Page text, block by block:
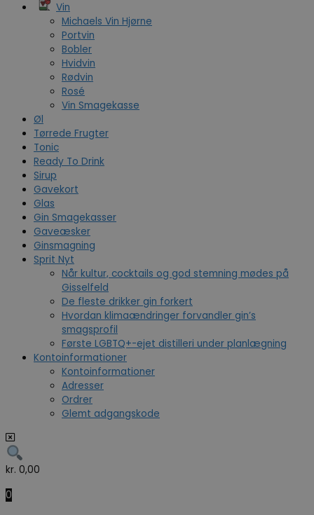
Vin
Michaels Vin Hjørne
Portvin
Bobler
Hvidvin
Rødvin
Rosé
Vin Smagekasse
Øl
Tørrede Frugter
Tonic
Ready To Drink
Sirup
Gavekort
Glas
Gin Smagekasser
Gaveæsker
Ginsmagning
Sprit Nyt
Når kultur, cocktails og god stemning mødes på
Gisselfeld
De fleste drikker gin forkert
Hvordan klimaændringer forvandler gin’s
smagsprofil
Første LGBTQ+-ejet distilleri under planlægning
Kontoinformationer
Kontoinformationer
Adresser
Ordrer
Glemt adgangskode
kr. 0,00
0